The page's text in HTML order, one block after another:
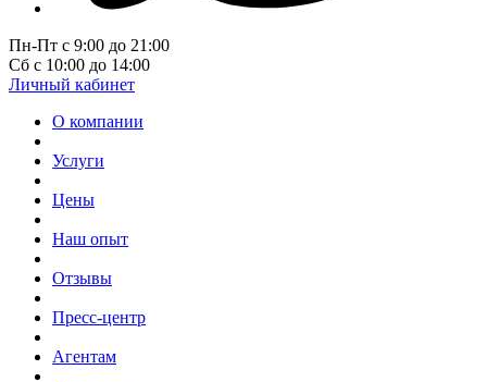
Пн-Пт с 9:00 до 21:00
Сб с 10:00 до 14:00
Личный кабинет
О компании
Услуги
Цены
Наш опыт
Отзывы
Пресс-центр
Агентам